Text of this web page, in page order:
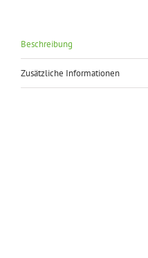
Beschreibung
Zusätzliche Informationen